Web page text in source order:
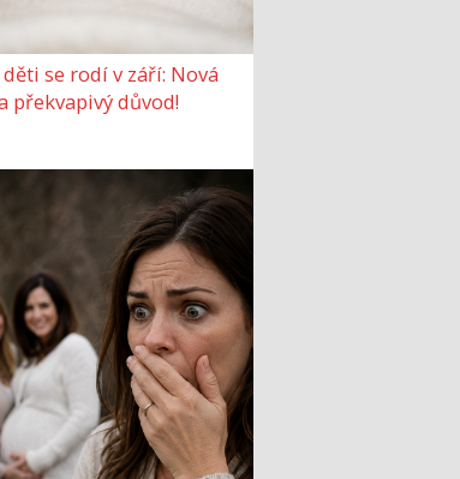
se rodí v září: Nová
překvapivý důvod!